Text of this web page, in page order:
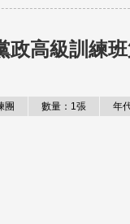
政高級訓練
團 數量：1張 年